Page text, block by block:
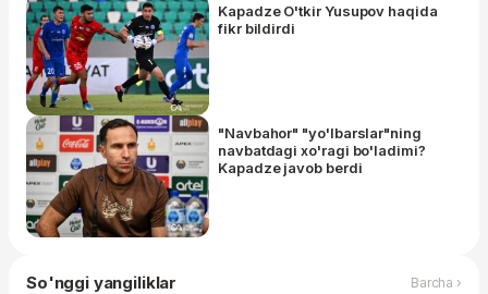
Kapadze O'tkir Yusupov haqida
fikr bildirdi
"Navbahor" "yo'lbarslar"ning
navbatdagi xo'ragi bo'ladimi?
Kapadze javob berdi
So'nggi yangiliklar Barcha ›